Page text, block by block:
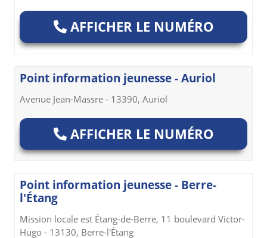
AFFICHER LE NUMÉRO
Point information jeunesse - Auriol
Avenue Jean-Massre - 13390, Auriol
AFFICHER LE NUMÉRO
Point information jeunesse - Berre-
l'Étang
Mission locale est Étang-de-Berre, 11 boulevard Victor-
Hugo - 13130, Berre-l'Étang